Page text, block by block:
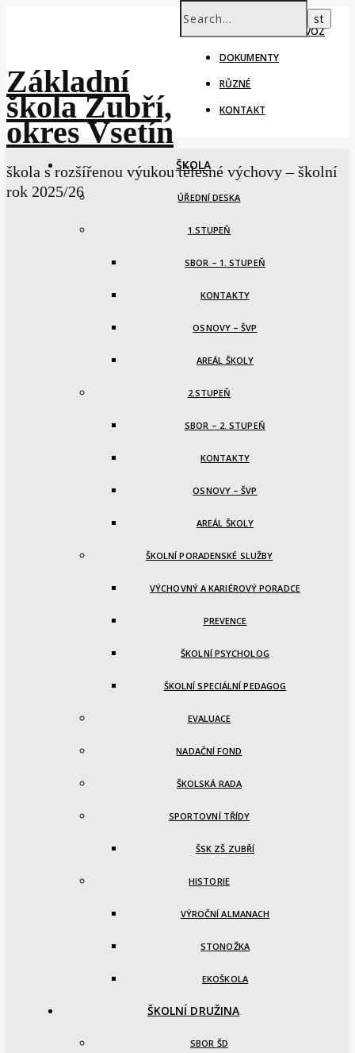
ŠKOLNÍ ROK – PROVOZ
DOKUMENTY
RŮZNÉ
KONTAKT
Základní
škola Zubří,
okres Vsetín
škola s rozšířenou výukou tělesné výchovy – školní
rok 2025/26
ŠKOLA
ÚŘEDNÍ DESKA
1.STUPEŇ
SBOR – 1. STUPEŇ
KONTAKTY
OSNOVY – ŠVP
AREÁL ŠKOLY
2.STUPEŇ
SBOR – 2. STUPEŇ
KONTAKTY
OSNOVY – ŠVP
AREÁL ŠKOLY
ŠKOLNÍ PORADENSKÉ SLUŽBY
VÝCHOVNÝ A KARIÉROVÝ PORADCE
PREVENCE
ŠKOLNÍ PSYCHOLOG
ŠKOLNÍ SPECIÁLNÍ PEDAGOG
EVALUACE
NADAČNÍ FOND
ŠKOLSKÁ RADA
SPORTOVNÍ TŘÍDY
ŠSK ZŠ ZUBŘÍ
HISTORIE
VÝROČNÍ ALMANACH
STONOŽKA
EKOŠKOLA
ŠKOLNÍ DRUŽINA
SBOR ŠD